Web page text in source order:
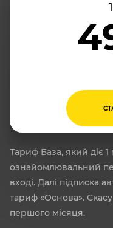
Тариф База, який діє
ознайомлювальний
вході. Далі підписка
тариф «Основа».
першого місяця.